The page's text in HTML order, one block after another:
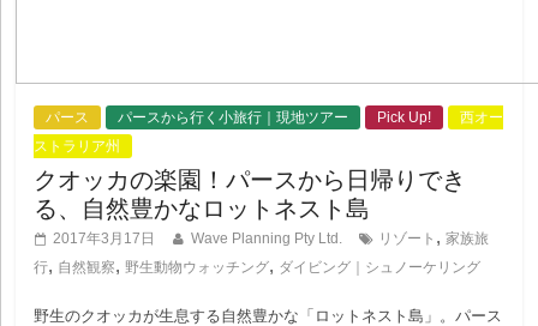
パース パースから行く小旅行｜現地ツアー Pick Up!
西オー
ストラリア州
クオッカの楽園！パースから日帰りでき
る、自然豊かなロットネスト島
2017年3月17日 Wave Planning Pty Ltd. リゾート ,家族旅
行, 自然観察, 野生動物ウォッチング, ダイビング｜シュノーケリング
野生のクオッカが生息する自然豊かな「ロットネスト島」。パース